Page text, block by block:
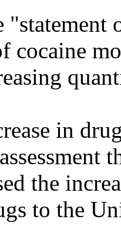
cocaine
in
the
to the